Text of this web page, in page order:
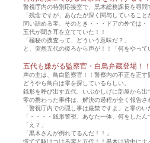
警視庁内の特別応接室で、黒木総務課長を尋問
「残念ですが、あなたが深く関与していること
問い詰める零、そのとき・・・ドアの外では・
五代が聞き耳を立てていた！！
「極秘の捜査って、どういう意味だ？」
と、突然五代の後ろから声が！！「何をやって
五代も嫌がる監察官・白鳥弁蔵登場！
声の主は、鳥白監察官！！警察内の不正を正す
どうやら鳥白は零を探しているらしい。
銭形を呼び出す五代、いぶかしげに部屋から出
零の携わった事件は、解決の過程が全く報告さ
「警視庁内での隠し事は厳禁ですよ」と零のい
「・・・・銭形警視、あなた一体、何をしたん
「え？」
「黒木さんが倒れてるんだ！！」
慌てて駆けつける零と五代！！黒木は背中にナ